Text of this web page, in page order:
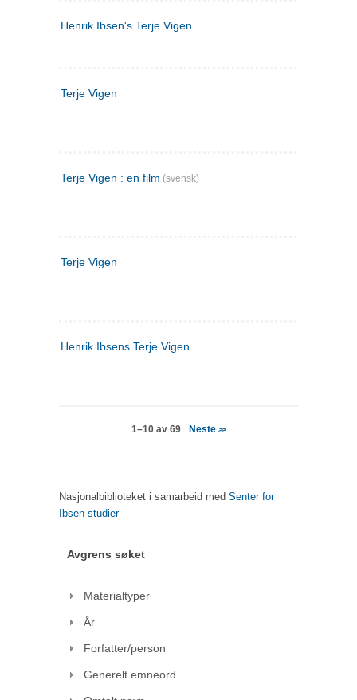
Henrik Ibsen's Terje Vigen
Terje Vigen
Terje Vigen : en film (svensk)
Terje Vigen
Henrik Ibsens Terje Vigen
1–10 av 69 Neste>>
Nasjonalbiblioteket i samarbeid med Senter for
Ibsen-studier
Avgrens søket
Materialtyper
År
Forfatter/person
Generelt emneord